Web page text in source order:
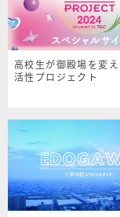
高校生が御殿場を変
活性プロジェクト